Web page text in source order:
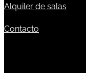
Alquiler de salas
Contacto